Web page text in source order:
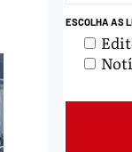
ESCOLHA AS